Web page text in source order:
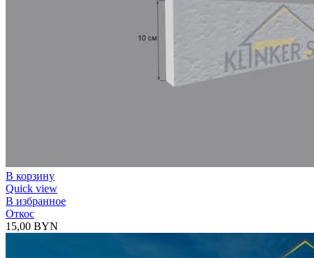
В корзину
Quick view
В избранное
Откос
15,00 BYN